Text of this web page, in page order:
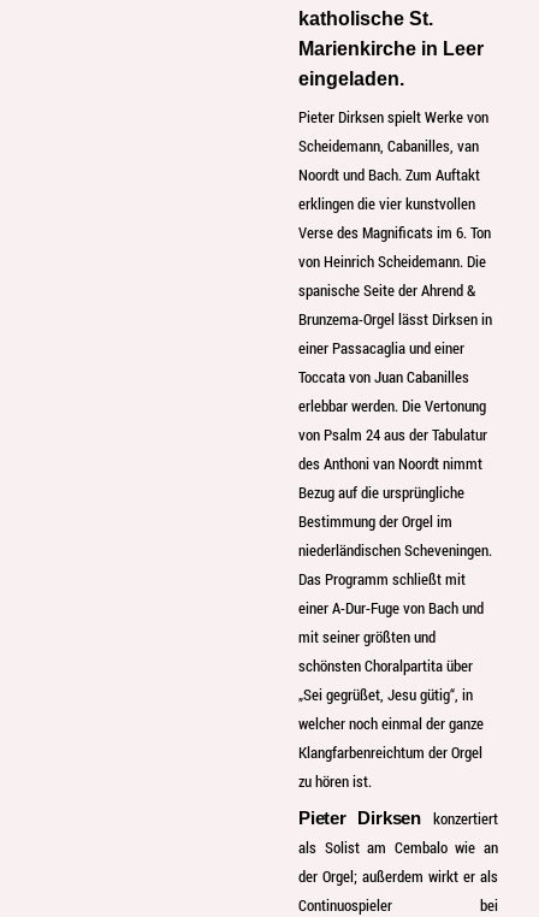
katholische St.
Marienkirche in Leer
eingeladen.
Pieter Dirksen spielt Werke von
Scheidemann, Cabanilles, van
Noordt und Bach. Zum Auftakt
erklingen die vier kunstvollen
Verse des Magnificats im 6. Ton
von Heinrich Scheidemann. Die
spanische Seite der Ahrend &
Brunzema-Orgel lässt Dirksen in
einer Passacaglia und einer
Toccata von Juan Cabanilles
erlebbar werden. Die Vertonung
von Psalm 24 aus der Tabulatur
des Anthoni van Noordt nimmt
Bezug auf die ursprüngliche
Bestimmung der Orgel im
niederländischen Scheveningen.
Das Programm schließt mit
einer A-Dur-Fuge von Bach und
mit seiner größten und
schönsten Choralpartita über
„Sei gegrüßet, Jesu gütig“, in
welcher noch einmal der ganze
Klangfarbenreichtum der Orgel
zu hören ist.
Pieter Dirksen
konzertiert
als Solist am Cembalo wie an
der Orgel; außerdem wirkt er als
Continuospieler bei